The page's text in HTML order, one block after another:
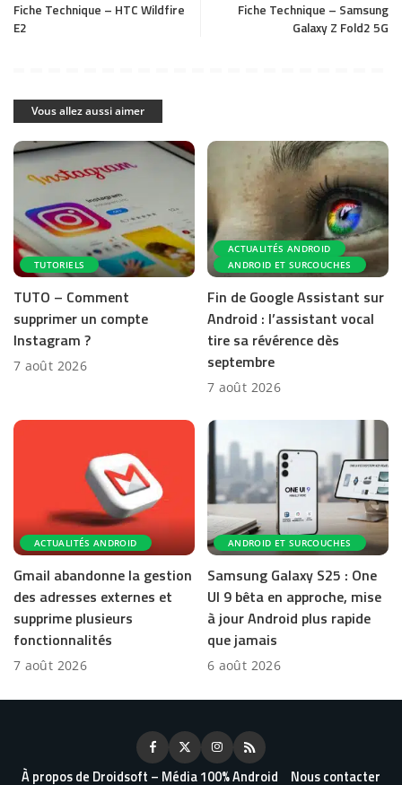
Fiche Technique – HTC Wildfire
E2
Fiche Technique – Samsung
Galaxy Z Fold2 5G
Vous allez aussi aimer
TUTORIELS
TUTO – Comment
supprimer un compte
Instagram ?
7 août 2026
ACTUALITÉS ANDROID
ANDROID ET SURCOUCHES
Fin de Google Assistant sur
Android : l’assistant vocal
tire sa révérence dès
septembre
7 août 2026
ACTUALITÉS ANDROID
Gmail abandonne la gestion
des adresses externes et
supprime plusieurs
fonctionnalités
7 août 2026
ANDROID ET SURCOUCHES
Samsung Galaxy S25 : One
UI 9 bêta en approche, mise
à jour Android plus rapide
que jamais
6 août 2026
À propos de Droidsoft – Média 100% Android Nous contacter